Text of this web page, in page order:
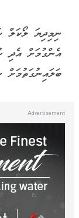
ނިމިދިޔަ ލޯކަލް
އެންގުމަށް އެދި
ބަލައިނުގަތުމަށް